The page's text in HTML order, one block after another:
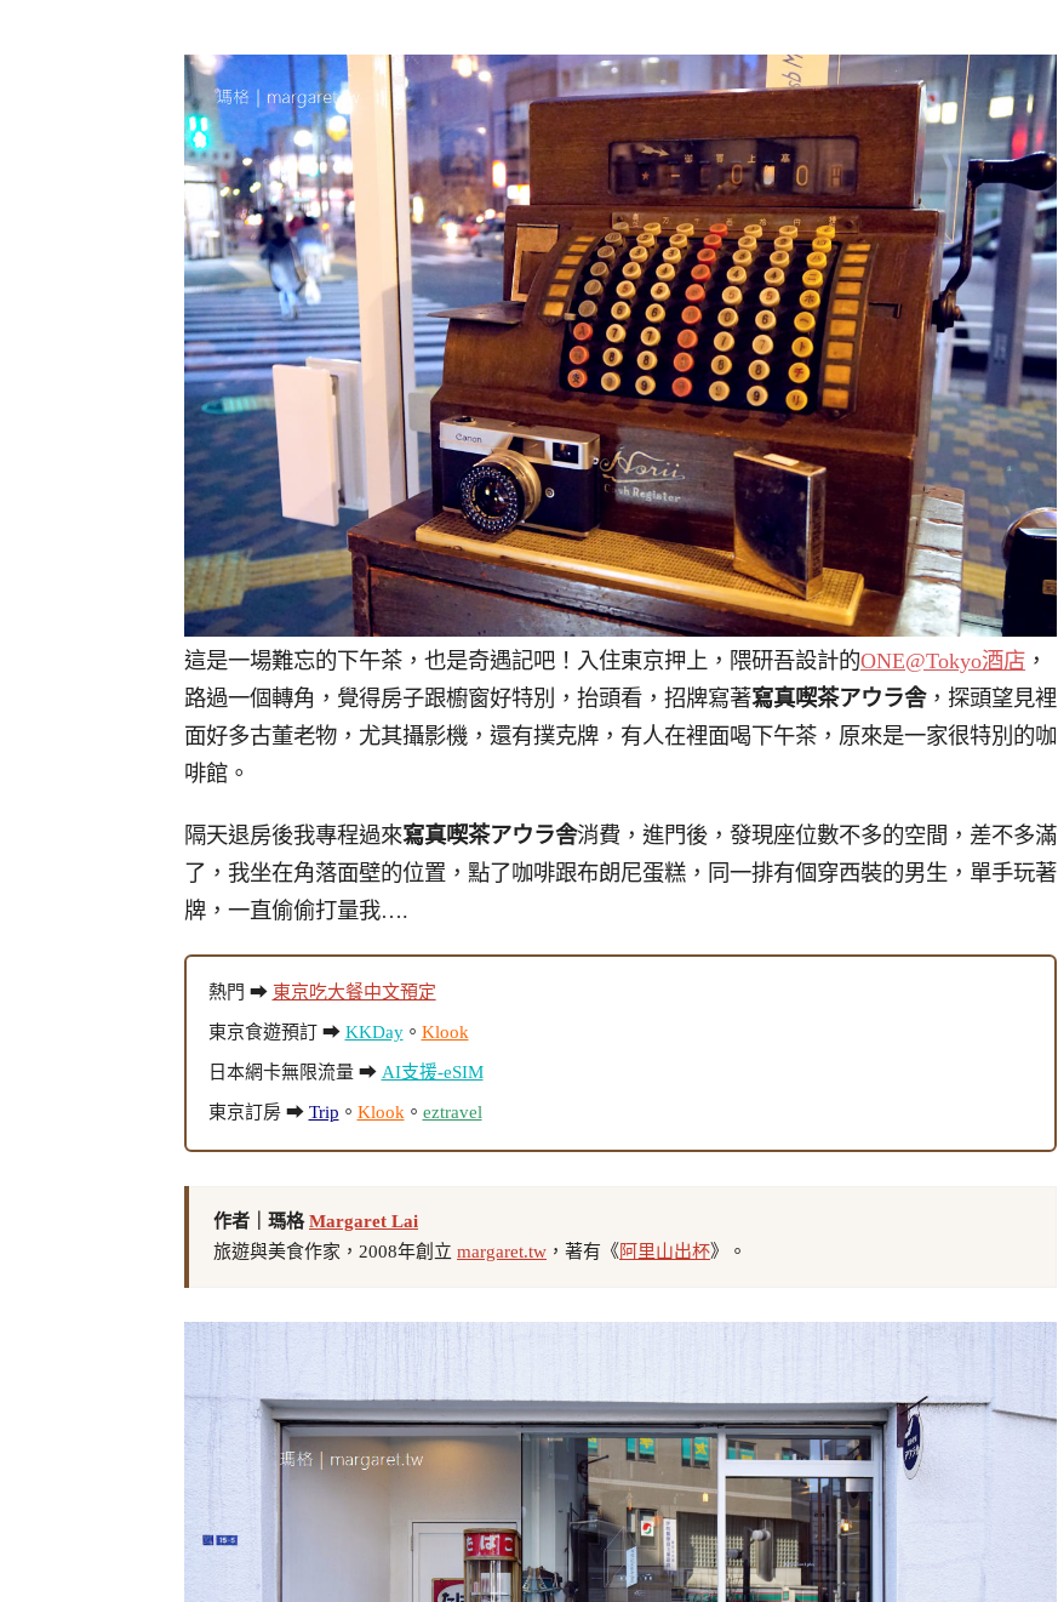
這是一場難忘的下午茶，也是奇遇記吧！入住東京押上，隈研吾設計的ONE@Tokyo酒店 ，
路過一個轉角，覺得房子跟櫥窗好特別，抬頭看，招牌寫著寫真喫茶アウラ舎，探頭望見裡
面好多古董老物，尤其攝影機，還有撲克牌，有人在裡面喝下午茶，原來是一家很特別的咖
啡館。
隔天退房後我專程過來寫真喫茶アウラ舎消費，進門後，發現座位數不多的空間，差不多滿
了，我坐在角落面壁的位置，點了咖啡跟布朗尼蛋糕，同一排有個穿西裝的男生，單手玩著
牌，一直偷偷打量我….
熱門 ➡ 東京吃大餐中文預定
東京食遊預訂 ➡ KKDay。 Klook
日本網卡無限流量 ➡ AI支援-eSIM
東京訂房 ➡ Trip 。 Klook 。 eztravel
作者｜瑪格Margaret Lai
旅遊與美食作家，2008年創立 margaret.tw ，著有《阿里山出杯》。